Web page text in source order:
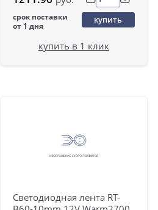
срок поставки
от 1 дня
купить
купить в 1 клик
Светодиодная лента RT-